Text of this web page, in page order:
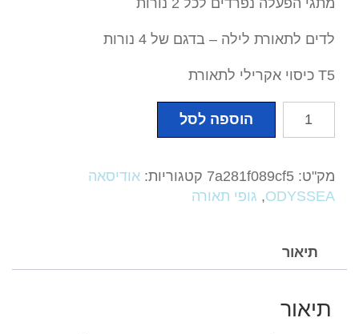
לדים לתאורת לילה – בדגם של 4 נורות
T5 כיסוי אקרילי לתאורת
אודיסאה
(
דגמים
הוספה לסל
מק"ט: 7a281f089cf5 קטגוריות: אודיסאה
ODYSSEA
, גופי תאורה
תיאור
תיאור